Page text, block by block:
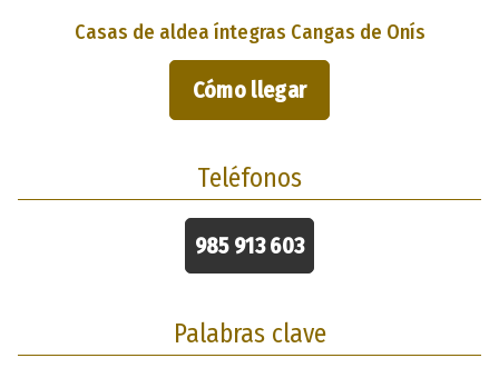
Casas de aldea íntegras Cangas de Onís
Cómo llegar
Teléfonos
985 913 603
Palabras clave